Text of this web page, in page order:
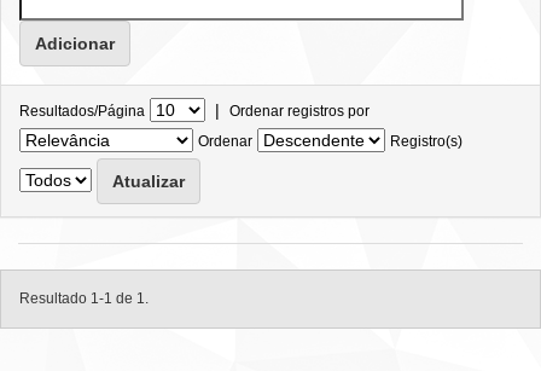
Resultados/Página | Ordenar registros por
Ordenar
Registro(s)
Resultado 1-1 de 1.